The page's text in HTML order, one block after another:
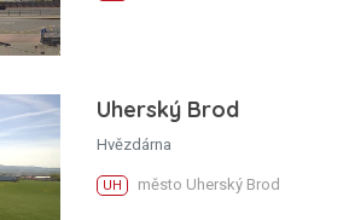
Uherský Brod
Hvězdárna
UH město Uherský Brod